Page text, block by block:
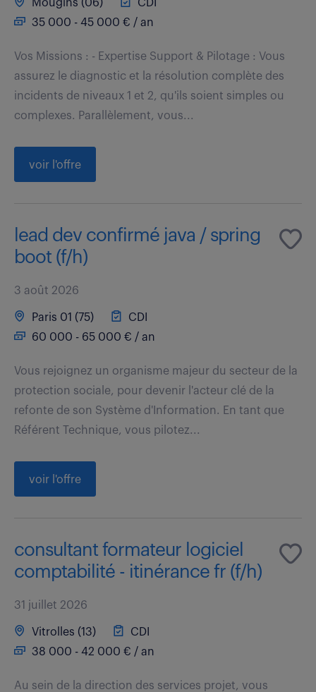
Mougins (06)
CDI
35 000 - 45 000 € / an
Vos Missions : - Expertise Support & Pilotage : Vous
assurez le diagnostic et la résolution complète des
incidents de niveaux 1 et 2, qu'ils soient simples ou
complexes. Parallèlement, vous...
voir l'offre
lead dev confirmé java / spring
boot (f/h)
3 août 2026
Paris 01 (75)
CDI
60 000 - 65 000 € / an
Vous rejoignez un organisme majeur du secteur de la
protection sociale, pour devenir l'acteur clé de la
refonte de son Système d'Information. En tant que
Référent Technique, vous pilotez...
voir l'offre
consultant formateur logiciel
comptabilité - itinérance fr (f/h)
31 juillet 2026
Vitrolles (13)
CDI
38 000 - 42 000 € / an
Au sein de la direction des services projet, vous